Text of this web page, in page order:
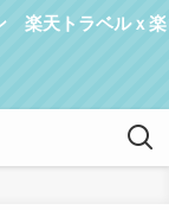
楽天トラベルｘ楽